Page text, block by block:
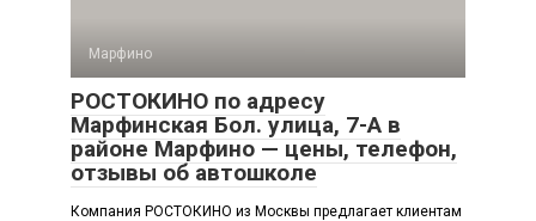
Марфино
РОСТОКИНО по адресу
Марфинская Бол. улица, 7-А в
районе Марфино — цены, телефон,
отзывы об автошколе
Компания РОСТОКИНО из Москвы предлагает клиентам